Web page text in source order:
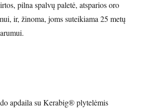
pilna spalvų paletė, atsparios oro
ir, žinoma, joms suteikiama 25 metų
apdaila su Kerabig® plytelėmis